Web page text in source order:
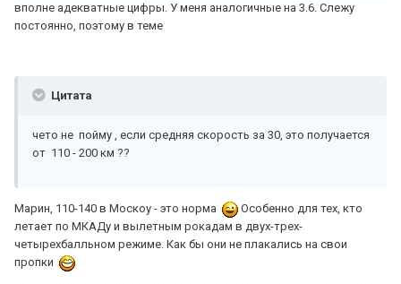
вполне адекватные цифры. У меня аналогичные на 3.6. Слежу
постоянно, поэтому в теме
Цитата
чето не пойму , если средняя скорость за 30, это получается
от 110 - 200 км ??
Марин, 110-140 в Москоу - это норма
Особенно для тех, кто
летает по МКАДу и вылетным рокадам в двух-трех-
четырехбалльном режиме. Как бы они не плакались на свои
пропки